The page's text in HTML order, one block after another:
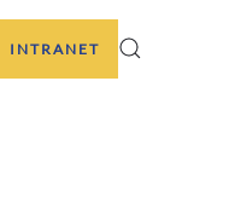
INTRANET